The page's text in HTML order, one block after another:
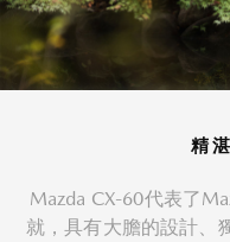
精
Mazda CX-60代表了
就，具有大膽的設計、